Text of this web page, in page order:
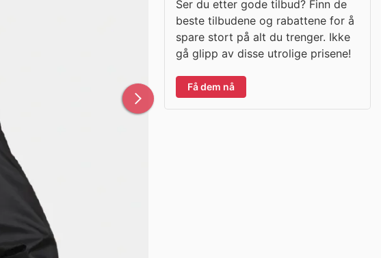
Ser du etter gode tilbud? Finn de
beste tilbudene og rabattene for å
spare stort på alt du trenger. Ikke
gå glipp av disse utrolige prisene!
Få dem nå